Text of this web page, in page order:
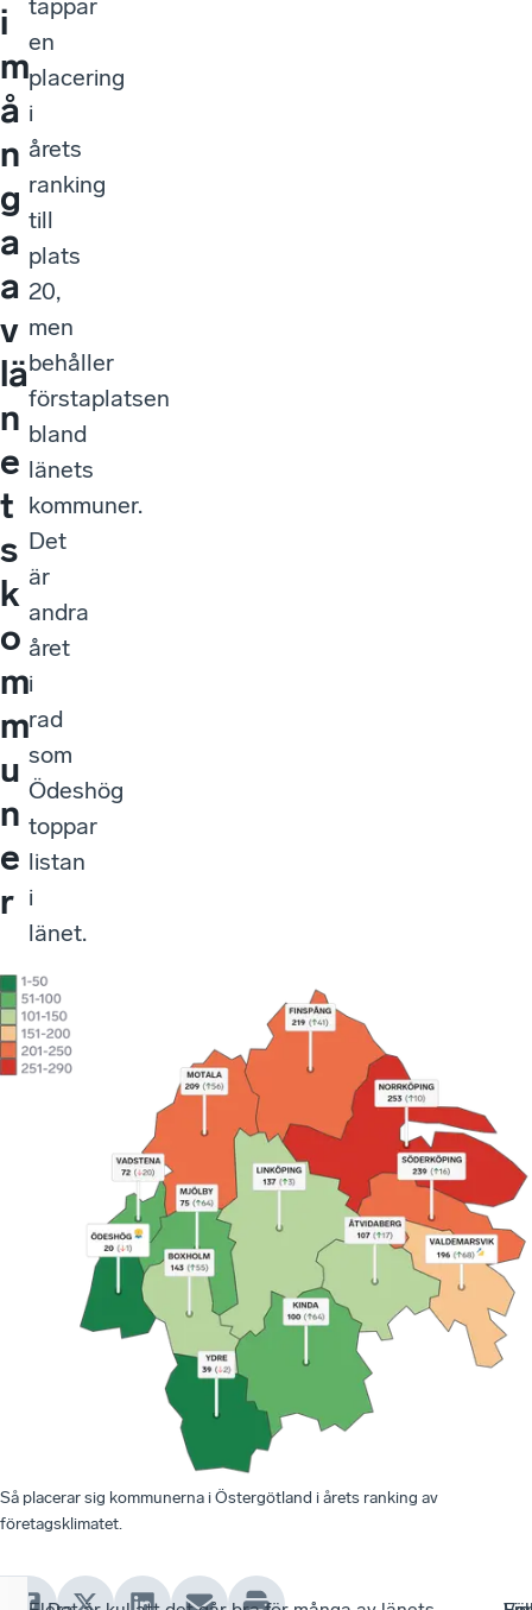
i
m
å
n
g
a
a
v
lä
n
e
t
s
k
o
m
m
u
n
e
r
tappar
en
placering
i
årets
ranking
till
plats
20,
men
behåller
förstaplatsen
bland
länets
kommuner.
Det
är
andra
året
i
rad
som
Ödeshög
toppar
listan
i
länet.
Så placerar sig kommunerna i Östergötland i årets ranking av
företagsklimatet.